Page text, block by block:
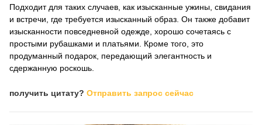
Подходит для таких случаев, как изысканные ужины, свидания
и встречи, где требуется изысканный образ. Он также добавит
изысканности повседневной одежде, хорошо сочетаясь с
простыми рубашками и платьями. Кроме того, это
продуманный подарок, передающий элегантность и
сдержанную роскошь.
получить цитату? Отправить запрос сейчас